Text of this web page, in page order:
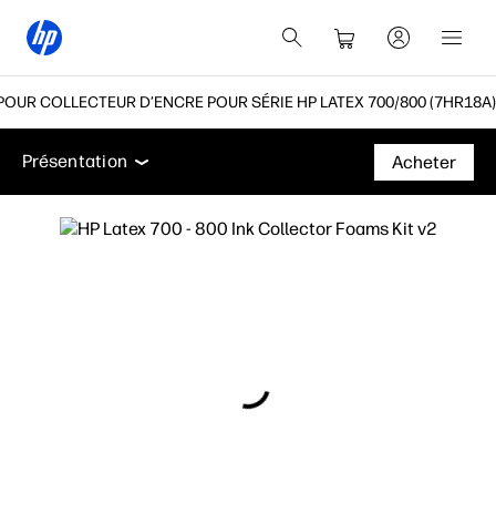
COLLECTEUR D’ENCRE POUR SÉRIE HP LATEX 700/800 (7HR18A)
Présentation
Assistance
Présentation
Présentation
Acheter